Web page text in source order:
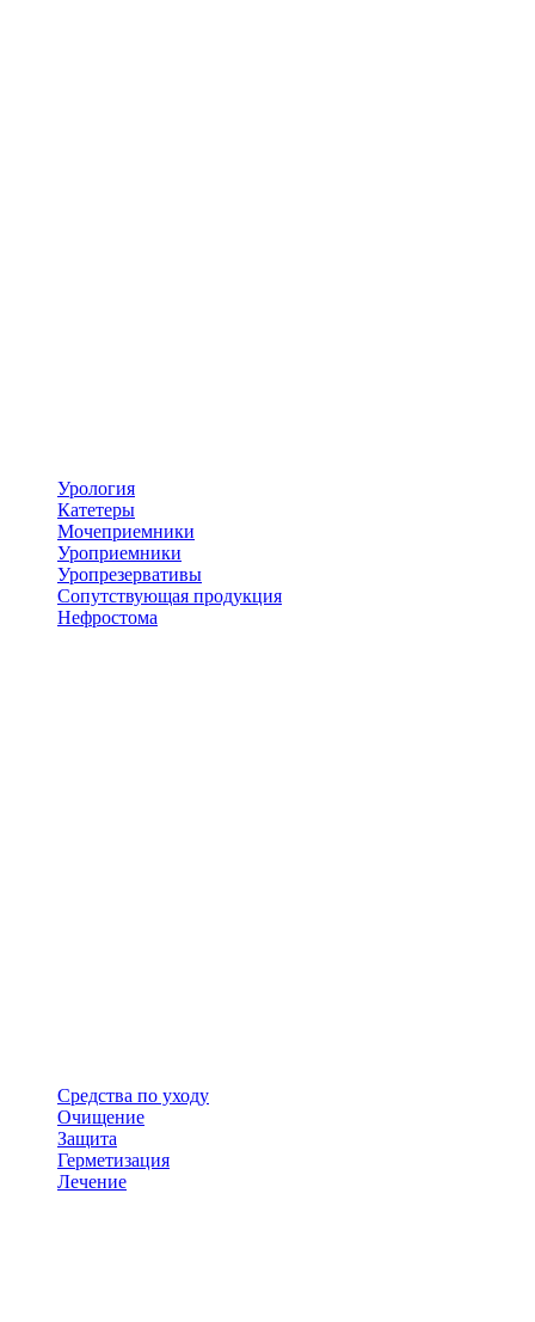
Урология
Катетеры
Мочеприемники
Уроприемники
Уропрезервативы
Сопутствующая продукция
Нефростома
Средства по уходу
Очищение
Защита
Герметизация
Лечение